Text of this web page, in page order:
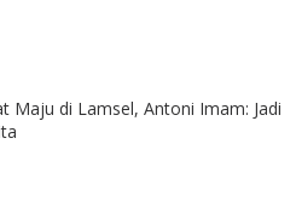
Maju di Lamsel, Antoni Imam: Jadi